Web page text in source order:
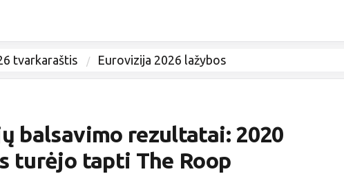
tvarkaraštis Eurovizija 2026 lažybos
balsavimo rezultatai: 2020
turėjo tapti The Roop